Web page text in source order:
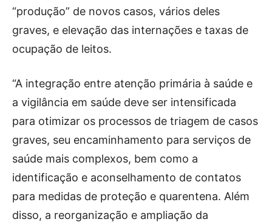
“produção” de novos casos, vários deles
graves, e elevação das internações e taxas de
ocupação de leitos.
“A integração entre atenção primária à saúde e
a vigilância em saúde deve ser intensificada
para otimizar os processos de triagem de casos
graves, seu encaminhamento para serviços de
saúde mais complexos, bem como a
identificação e aconselhamento de contatos
para medidas de proteção e quarentena. Além
disso, a reorganização e ampliação da